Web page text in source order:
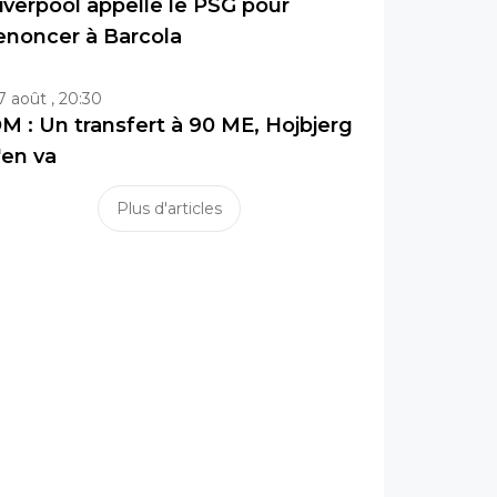
appelle le PSG pour
à Barcola
août , 20:30
: Un transfert à 90 ME, Hojbjerg
va
Plus d'articles